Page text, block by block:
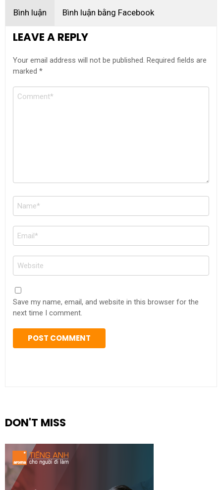
Bình luận Bình luận bằng Facebook
LEAVE A REPLY
Your email address will not be published. Required fields are
marked *
Comment
Name
*
Email
*
Website
Save my name, email, and website in this browser for the
next time I comment.
DON'T MISS